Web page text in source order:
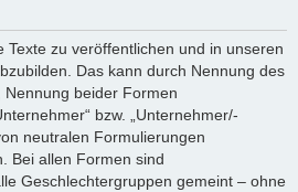
Texte zu veröffentlichen und in unseren
Das kann durch Nennung des
beider Formen
bzw. „Unternehmer/-
neutralen Formulierungen
Bei allen Formen sind
Geschlechtergruppen gemeint – ohne